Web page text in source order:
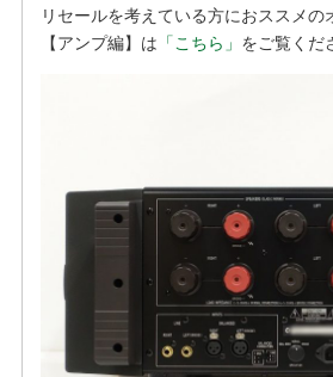
リセールを考えている方におススメの
【アンプ編】は 「こちら」 をご覧くだ